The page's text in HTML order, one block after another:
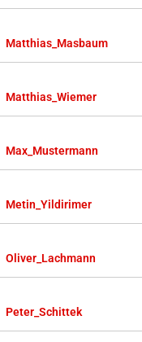
Matthias_Masbaum
Matthias_Wiemer
Max_Mustermann
Metin_Yildirimer
Oliver_Lachmann
Peter_Schittek